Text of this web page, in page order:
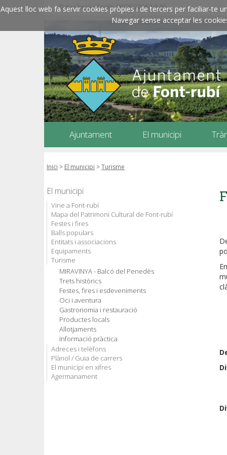
Aquest lloc web fa servir cookies pròpies i de tercers per faciliar-te
Navegar sense acceptar les
Data i hora oficials: 06/08/2026 14:40
Ajuntament El municipi
Inici > El municipi >Turisme
El municipi
Vine a Font-rubí
Mapa del Patrimoni Cultural de Font-rubí
Festes i fires
Balls populars
Entitats i associacions
Equipaments
Turisme
MIRAVINYA - Balcó del Penedès
Trets històrics
Festes, fires i esdeveniments
Oci i aventura
Gastronomia i restauració
Productes locals
Allotjaments
Informació pràctica
Adreces i telèfons
Plànol / Guia de carrers
El municipi en xifres
Agermanament